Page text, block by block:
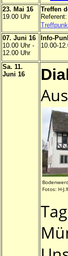
23. Mai 16
19.00 Uhr
Treffen
07. Juni 16
10.00 Uhr -
12.00 Uhr
Info-
10.00-
Sa. 11.
Juni 16
Fotos: H-